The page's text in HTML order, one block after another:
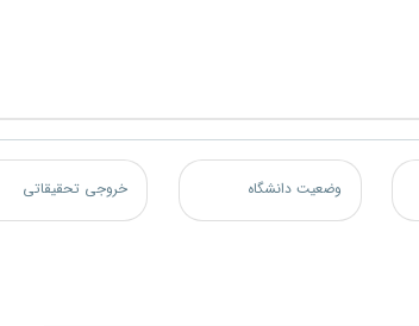
وضعیت دانشگاه خروجی تحقیقاتی